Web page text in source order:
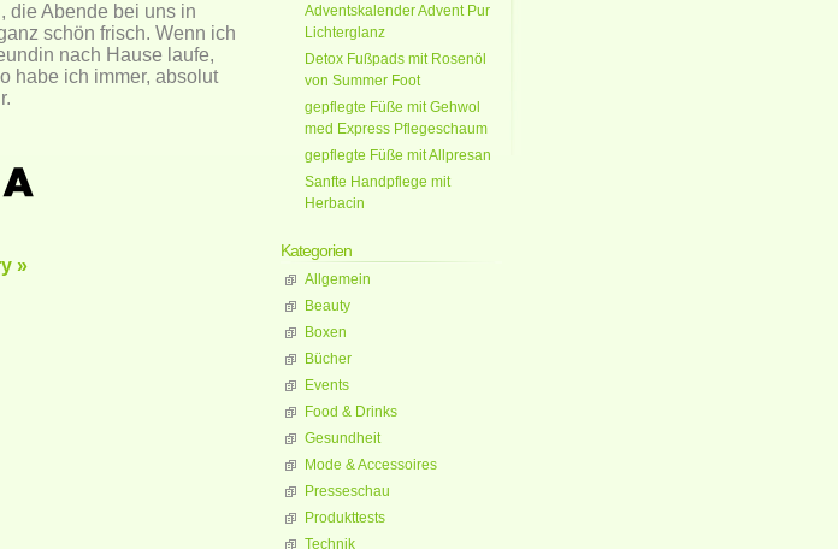
die Abende bei uns in
schön frisch. Wenn ich
nach Hause laufe,
habe ich immer, absolut
»
Adventskalender Advent Pur
Lichterglanz
Detox Fußpads mit Rosenöl
von Summer Foot
gepflegte Füße mit Gehwol
med Express Pflegeschaum
gepflegte Füße mit Allpresan
Sanfte Handpflege mit
Herbacin
Kategorien
Allgemein
Beauty
Boxen
Bücher
Events
Food & Drinks
Gesundheit
Mode & Accessoires
Presseschau
Produkttests
Technik